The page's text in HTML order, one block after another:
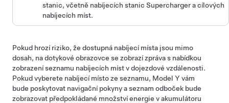
stanic, včetně nabíjecích stanic Supercharger a cílových
nabíjecích míst.
Pokud hrozí riziko, že dostupná nabíjecí místa jsou mimo
dosah, na dotykové obrazovce se zobrazí zpráva s nabídkou
zobrazení seznamu nabíjecích míst v dojezdové vzdálenosti.
Pokud vyberete nabíjecí místo ze seznamu, Model Y vám
bude poskytovat navigační pokyny a seznam odboček bude
zobrazovat předpokládané množství energie v akumulátoru